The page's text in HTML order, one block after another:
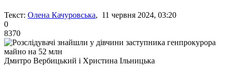
Текст: Олена Качуровська, 11 червня 2024, 03:20
0
8370
Дмитро Вербицький і Христина Ільницька